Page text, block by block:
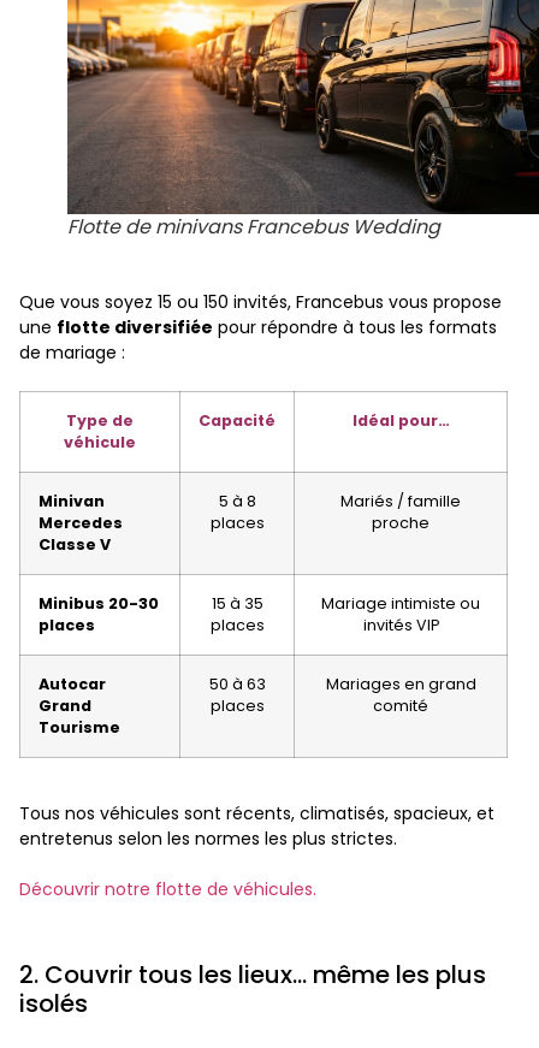
Flotte de minivans Francebus Wedding
Que vous soyez 15 ou 150 invités, Francebus vous propose
une flotte diversifiée pour répondre à tous les formats
de mariage :
Type de
véhicule
Capacité Idéal pour…
Minivan
Mercedes
Classe V
5 à 8
places
Mariés / famille
proche
Minibus 20-30
places
15 à 35
places
Mariage intimiste ou
invités VIP
Autocar
Grand
Tourisme
50 à 63
places
Mariages en grand
comité
Tous nos véhicules sont récents, climatisés, spacieux, et
entretenus selon les normes les plus strictes.
Découvrir notre flotte de véhicules.
2. Couvrir tous les lieux… même les plus
isolés